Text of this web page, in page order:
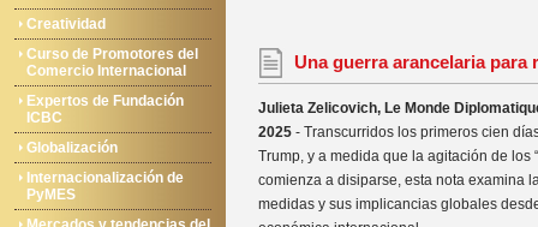
Creatividad
Curso de Promotores del
Comercio Internacional
Expertos de Fundación
ICBC
Globalización
Internacionalización de
PyMES
Una guerra arancelaria para
Julieta Zelicovich, Le Monde
2025 - Transcurridos los primeros cien
Trump, y a medida que la agitación de los
comienza a disiparse, esta nota examina
medidas y sus implicancias globales